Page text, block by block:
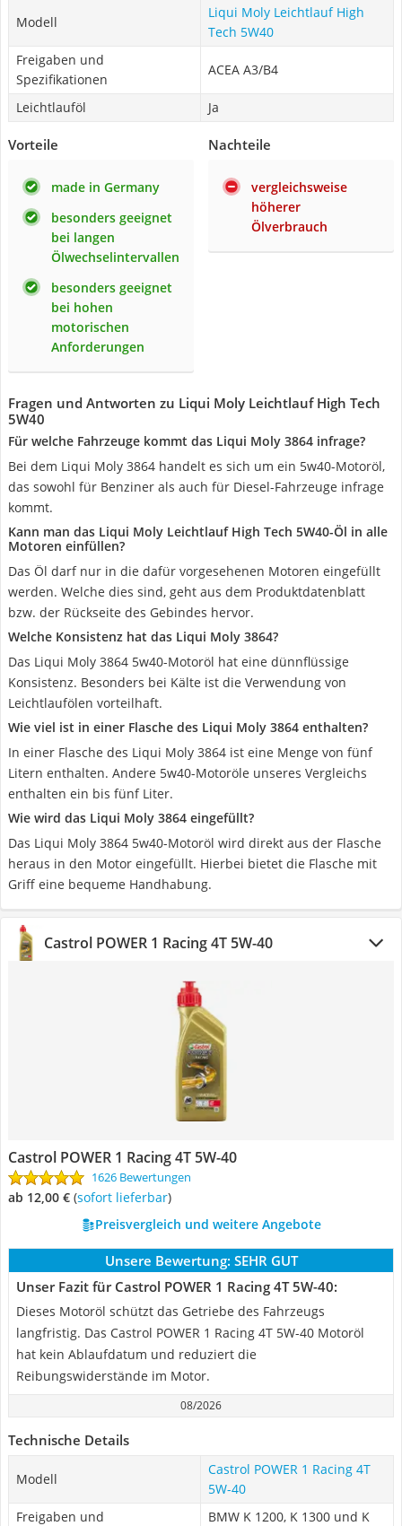
Modell
Liqui Moly Leichtlauf High
Tech 5W40
Freigaben und
Spezifikationen
ACEA A3/B4
Leichtlauföl Ja
Vorteile
made in Germany
besonders geeignet
bei langen
Ölwechselintervallen
besonders geeignet
bei hohen
motorischen
Anforderungen
Nachteile
vergleichsweise
höherer
Ölverbrauch
Fragen und Antworten zu Liqui Moly Leichtlauf High Tech
5W40
Für welche Fahrzeuge kommt das Liqui Moly 3864 infrage?
Bei dem Liqui Moly 3864 handelt es sich um ein 5w40-Motoröl,
das sowohl für Benziner als auch für Diesel-Fahrzeuge infrage
kommt.
Kann man das Liqui Moly Leichtlauf High Tech 5W40-Öl in alle
Motoren einfüllen?
Das Öl darf nur in die dafür vorgesehenen Motoren eingefüllt
werden. Welche dies sind, geht aus dem Produktdatenblatt
bzw. der Rückseite des Gebindes hervor.
Welche Konsistenz hat das Liqui Moly 3864?
Das Liqui Moly 3864 5w40-Motoröl hat eine dünnflüssige
Konsistenz. Besonders bei Kälte ist die Verwendung von
Leichtlaufölen vorteilhaft.
Wie viel ist in einer Flasche des Liqui Moly 3864 enthalten?
In einer Flasche des Liqui Moly 3864 ist eine Menge von fünf
Litern enthalten. Andere 5w40-Motoröle unseres Vergleichs
enthalten ein bis fünf Liter.
Wie wird das Liqui Moly 3864 eingefüllt?
Das Liqui Moly 3864 5w40-Motoröl wird direkt aus der Flasche
heraus in den Motor eingefüllt. Hierbei bietet die Flasche mit
Griff eine bequeme Handhabung.
Castrol POWER 1 Racing 4T 5W-40
Castrol POWER 1 Racing 4T 5W-40
1626 Bewertungen
ab 12,00 € ( Sofort lieferbar)
Preisvergleich und weitere Angebote
Unsere Bewertung: SEHR GUT
Unser Fazit für Castrol POWER 1 Racing 4T 5W-40:
Dieses Motoröl schützt das Getriebe des Fahrzeugs
langfristig. Das Castrol POWER 1 Racing 4T 5W-40 Motoröl
hat kein Ablaufdatum und reduziert die
Reibungswiderstände im Motor.
08/2026
Technische Details
Modell
Castrol POWER 1 Racing 4T
5W-40
Freigaben und
BMW K 1200, K 1300 und K